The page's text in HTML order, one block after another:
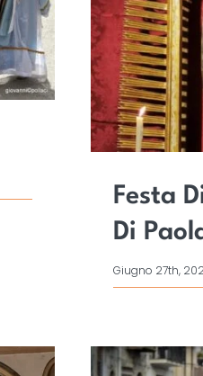
Festa
Di
Giugno 27th,